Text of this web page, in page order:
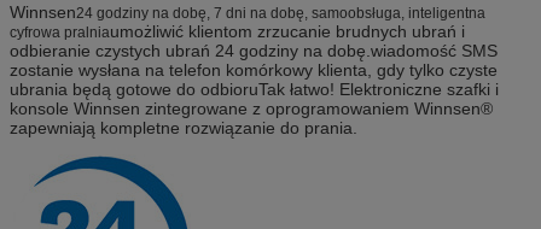
Winnsen24 godziny na dobę, 7 dni na dobę, samoobsługa, inteligentna
cyfrowa pralniaumożliwić klientom zrzucanie brudnych ubrań i
odbieranie czystych ubrań 24 godziny na dobę.wiadomość SMS
zostanie wysłana na telefon komórkowy klienta, gdy tylko czyste
ubrania będą gotowe do odbioruTak łatwo! Elektroniczne szafki i
konsole Winnsen zintegrowane z oprogramowaniem Winnsen®
zapewniają kompletne rozwiązanie do prania.